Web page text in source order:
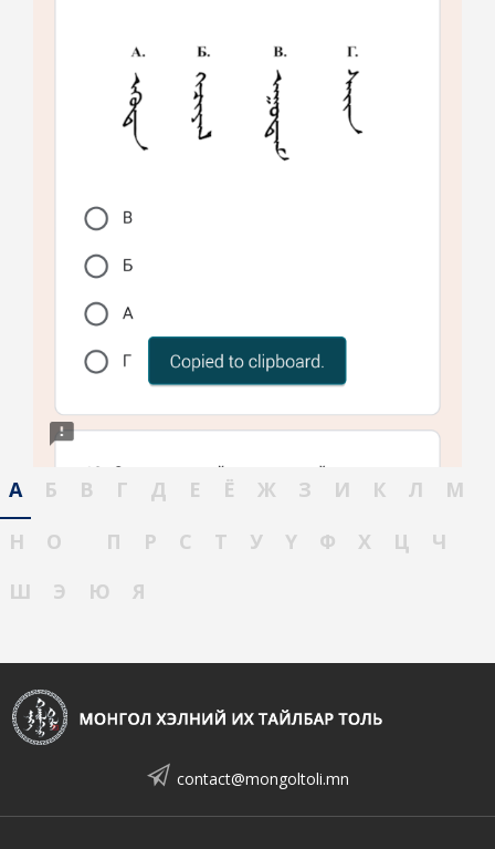
А Б В Г Д Е Ё Ж З И К Л
М
Н
О П Р С Т У Ү Ф Х Ц
Ч
Ш
Э Ю Я
contact@mongoltoli.mn